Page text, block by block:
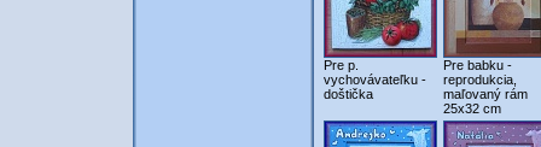
Pre p.
vychovávateľku -
doštička
Pre babku -
reprodukcia,
maľovaný rám
25x32 cm